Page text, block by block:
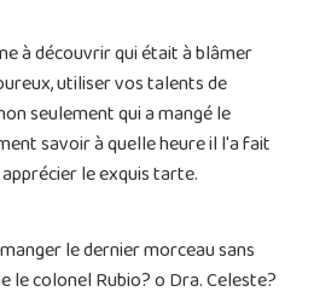
à découvrir qui était à blâmer
utiliser vos talents de
seulement qui a mangé le
savoir à quelle heure il l'a fait
le exquis tarte.
le dernier morceau sans
colonel Rubio? o Dra. Celeste?